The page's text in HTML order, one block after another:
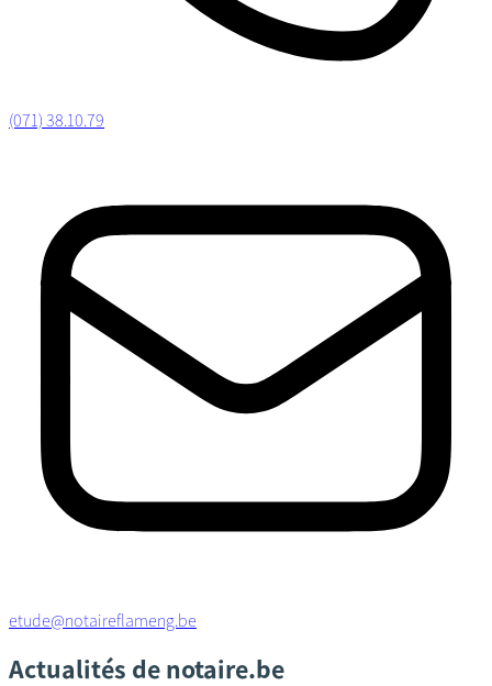
(071) 38.10.79
etude@notaireflameng.be
Actualités de notaire.be